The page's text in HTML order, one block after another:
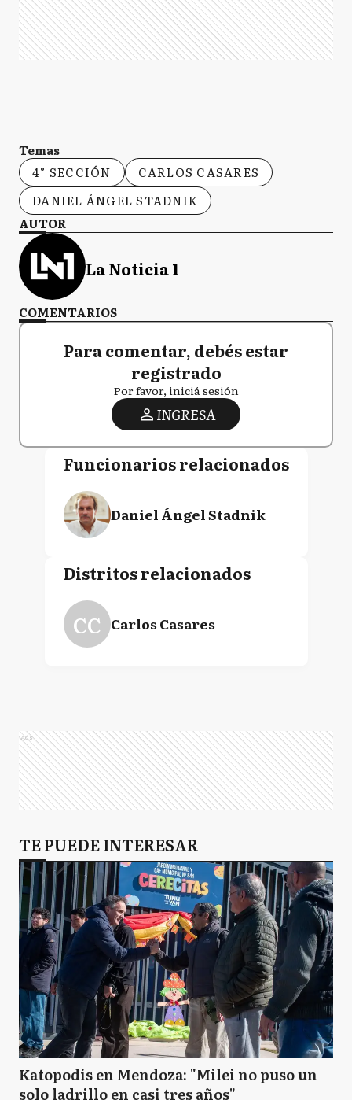
Temas
4° SECCIÓN
CARLOS CASARES
DANIEL ÁNGEL STADNIK
AUTOR
La Noticia 1
COMENTARIOS
Para comentar, debés estar
registrado
Por favor, iniciá sesión
INGRESA
Funcionarios relacionados
Daniel Ángel Stadnik
Distritos relacionados
CC Carlos Casares
Ads
TE PUEDE INTERESAR
Katopodis en Mendoza: "Milei no puso un
solo ladrillo en casi tres años"